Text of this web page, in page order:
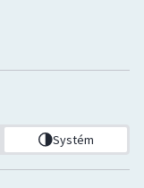
Systém